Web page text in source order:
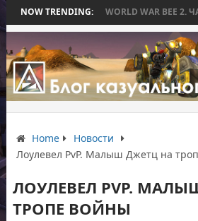
NOW TRENDING:
БИТВЫ WORLD WAR BEE 2. ЧАСТЬ
Home
Новости
Лоулевел PvP. Малыш Джетц на
ЛОУЛЕВЕЛ PVP.
ТРОПЕ ВОЙНЫ